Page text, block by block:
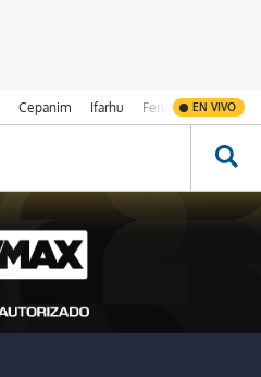
Cepanim Ifarhu Fenómeno de El
EN VIVO